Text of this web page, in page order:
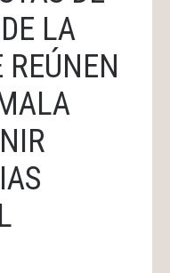
LA
REÚNEN